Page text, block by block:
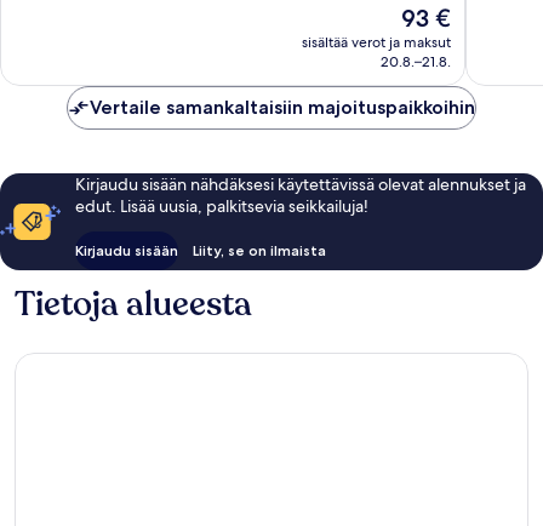
arvostelua
Hinta
on
93 €
93 €
sisältää verot ja maksut
20.8.–21.8.
Vertaile samankaltaisiin majoituspaikkoihin
Kirjaudu sisään nähdäksesi käytettävissä olevat alennukset ja
edut. Lisää uusia, palkitsevia seikkailuja!
Kirjaudu sisään Liity, se on ilmaista
Tietoja alueesta